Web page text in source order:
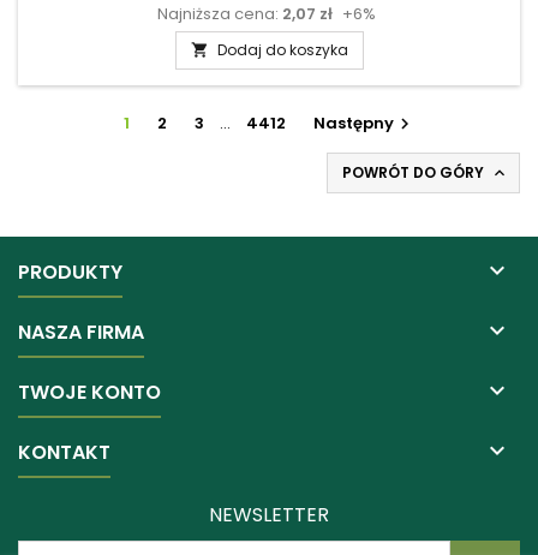
podstawowa
Najniższa cena: 2,07 zł +6%
 Dodaj do koszyka
1 2 3 … 4412 Następny
POWRÓT DO GÓRY 
PRODUKTY 
NASZA FIRMA 
TWOJE KONTO 
KONTAKT 
NEWSLETTER